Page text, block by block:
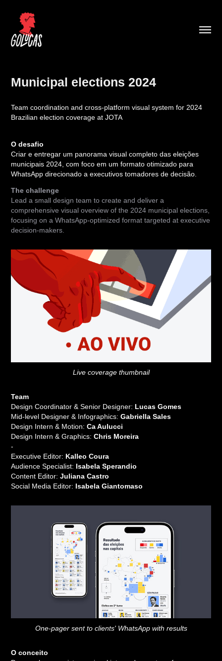
Municipal elections 2024
Team coordination and cross-platform visual system for 2024
Brazilian election coverage at JOTA
O desafio
Criar e entregar um panorama visual completo das eleições
municipais 2024, com foco em um formato otimizado para
WhatsApp direcionado a executivos tomadores de decisão.
The challenge
Lead a small design team to create and deliver a
comprehensive visual overview of the 2024 municipal elections,
focusing on a WhatsApp-optimized format targeted at executive
decision-makers.
Live coverage thumbnail
Team
Design Coordinator & Senior Designer: Lucas Gomes
Mid-level Designer & Infographics:Gabriella Sales
Design Intern & Motion:Ca Aulucci
Design Intern & Graphics:Chris Moreira
-
Executive Editor: Kalleo Coura
Audience Specialist: Isabela Sperandio
Content Editor:Juliana Castro
Social Media Editor: Isabela Giantomaso
One-pager sent to clients' WhatsApp with results
O conceito